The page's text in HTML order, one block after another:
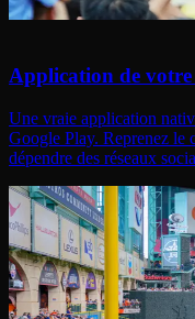
Application de
Une vraie application
Google Play. Reprenez le
dépendre des réseaux